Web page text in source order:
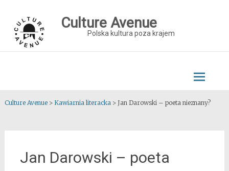
content
Culture Avenue
Polska kultura poza krajem
Culture Avenue> Kawiarnia literacka> Jan Darowski – poeta nieznany?
Jan Darowski – poeta